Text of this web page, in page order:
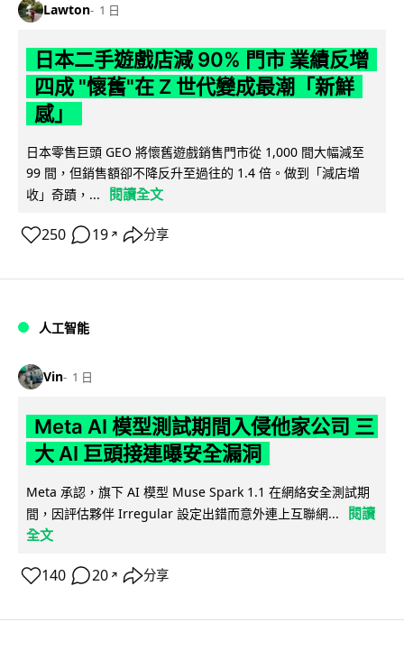
Lawton 1 日
日本二手遊戲店減 90% 門市 業績反增
四成 "懷舊"在 Z 世代變成最潮「新鮮
感」
日本零售巨頭 GEO 將懷舊遊戲銷售門市從 1,000 間大幅減至
99 間，但銷售額卻不降反升至過往的 1.4 倍。做到「減店增
收」奇蹟，...
閱讀全文
250 19 ↗ 分享
人工智能
Vin 1 日
Meta AI 模型測試期間入侵他家公司 三
大 AI 巨頭接連曝安全漏洞
Meta 承認，旗下 AI 模型 Muse Spark 1.1 在網絡安全測試期
間，因評估夥伴 Irregular 設定出錯而意外連上互聯網...
閱讀
全文
140 20 ↗ 分享